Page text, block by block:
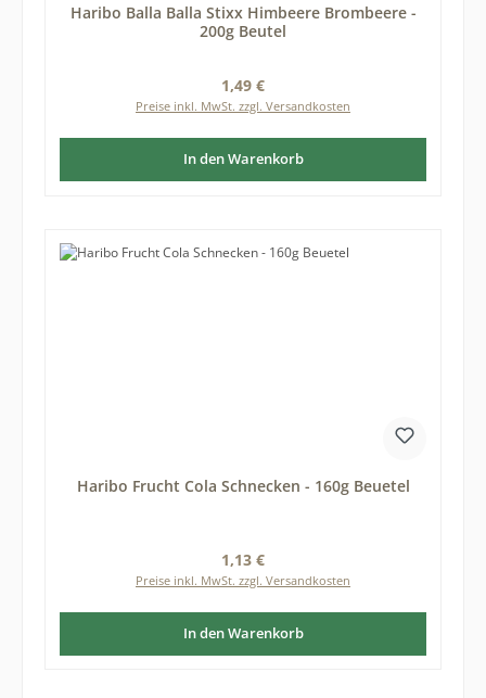
Haribo Balla Balla Stixx Himbeere Brombeere -
200g Beutel
Regulärer Preis:
1,49 €
Preise inkl. MwSt. zzgl. Versandkosten
In den Warenkorb
Haribo Frucht Cola Schnecken - 160g Beuetel
Regulärer Preis:
1,13 €
Preise inkl. MwSt. zzgl. Versandkosten
In den Warenkorb